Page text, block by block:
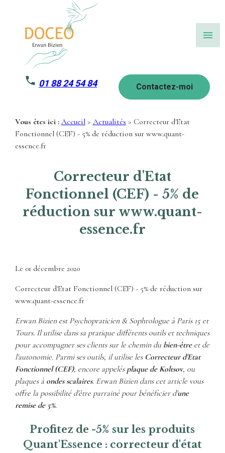
menu
01 88 24 54 84 Contactez-moi
Vous êtes ici : Accueil> Actualités > Correcteur d'Etat
Fonctionnel (CEF) - 5% de réduction sur www.quant-
essence.fr
Correcteur d'Etat
Fonctionnel (CEF) - 5% de
réduction sur www.quant-
essence.fr
Le 01 décembre 2020
Correcteur d'Etat Fonctionnel (CEF) - 5% de réduction sur
www.quant-essence.fr
Erwan Bizien est Psychopraticien & Sophrologue à Paris 15 et
Tours. Il utilise dans sa pratique différents outils et techniques
pour accompagner ses clients sur le chemin du bien-êtreet de
l'autonomie. Parmi ses outils, il utilise lesCorrecteur d'Etat
Fonctionnel (CEF), encore appelés plaque de Koltsov, ou
plaques à ondes scalaires. Erwan Bizien dans cet article vous
offre la possibilité d'être parrainé pour bénéficier d'une
remise de 5%.
Profitez de -5% sur les produits
Quant'Essence : correcteur d'état
Panneau de gestion des cookies